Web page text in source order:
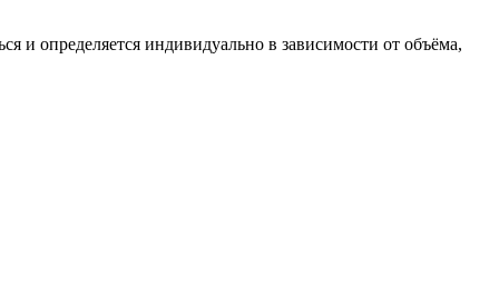
и определяется индивидуально в зависимости от объёма,